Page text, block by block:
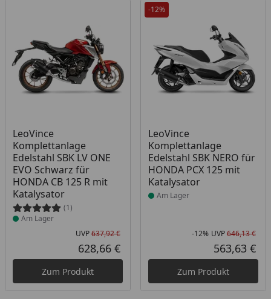
LeoVince
Komplettanlage
Edelstahl SBK LV ONE
EVO Schwarz für
HONDA CB 125 R mit
Katalysator
(1)
Produkt am Lager
Am Lager
Ursprünglicher Preis
UVP637,92 €
Aktueller Preis
628,66 €
Zum Produkt
-12%
LeoVince
Komplettanlage
Edelstahl SBK NERO für
HONDA PCX 125 mit
Katalysator
Produkt am Lager
Am Lager
-12% UVP646,13 €
563,63 €
Zum Produkt